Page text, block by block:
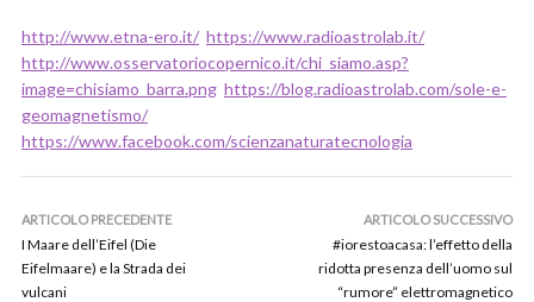
http://www.etna-ero.it/ https://www.radioastrolab.it/
http://www.osservatoriocopernico.it/chi_siamo.asp?
image=chisiamo_barra.png https://blog.radioastrolab.com/sole-e-
geomagnetismo/
https://www.facebook.com/scienzanaturatecnologia
ARTICOLO PRECEDENTE
I Maare dell’Eifel (Die
Eifelmaare) e la Strada dei
vulcani
ARTICOLO SUCCESSIVO
#iorestoacasa: l’effetto della
ridotta presenza dell’uomo sul
“rumore” elettromagnetico